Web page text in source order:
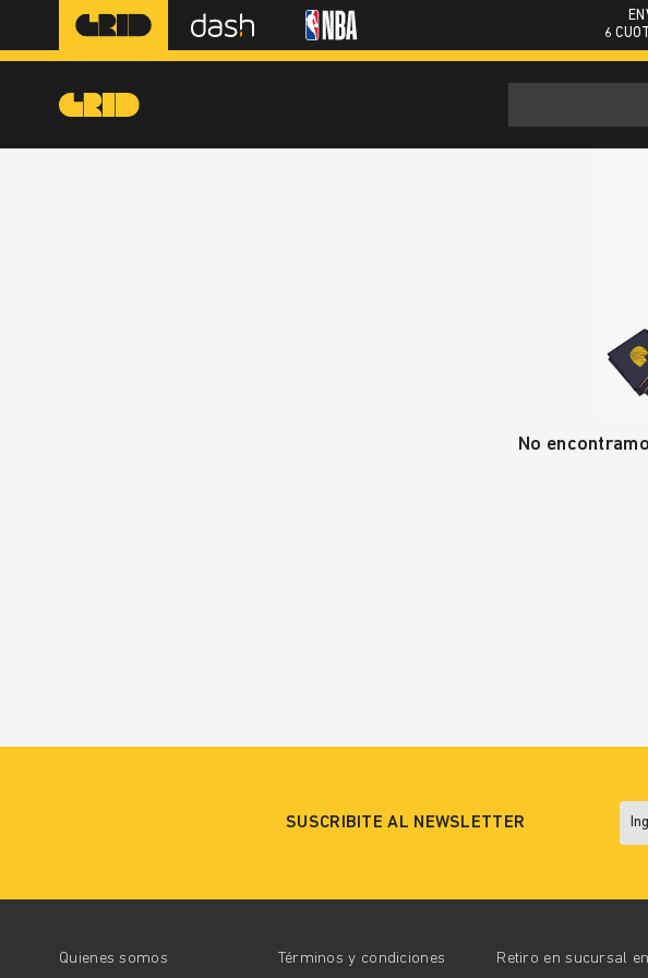
6
No
SUSCRIBITE AL NEWSLETTER
Quienes somos Términos y condiciones Retiro en sucursal